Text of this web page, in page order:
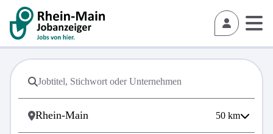
50 km